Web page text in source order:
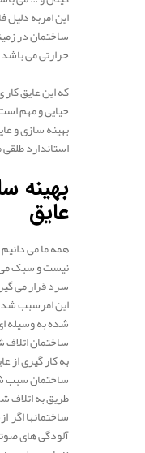
این امربه دلیل
ساختمان در
حرارتی می
که این عایق
حیایی و مهم
بهینه سازی و
استاندارد
بهینه
عایق
همه ما می
نیست و سبک می
سرد قرار می
این امرسبب
شده به وسیله
ساختمان
به کار گیری
ساختمان سبب
طریق به اتلاف
ساختمانها
آلودگی های